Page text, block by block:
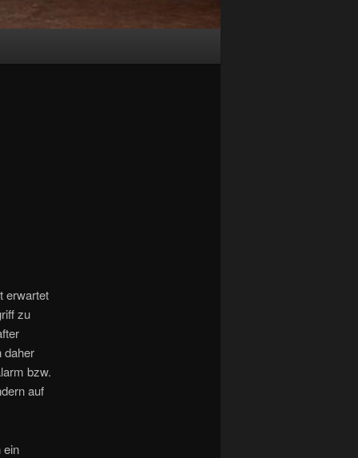
erwartet
zu
daher
bzw.
auf
ein